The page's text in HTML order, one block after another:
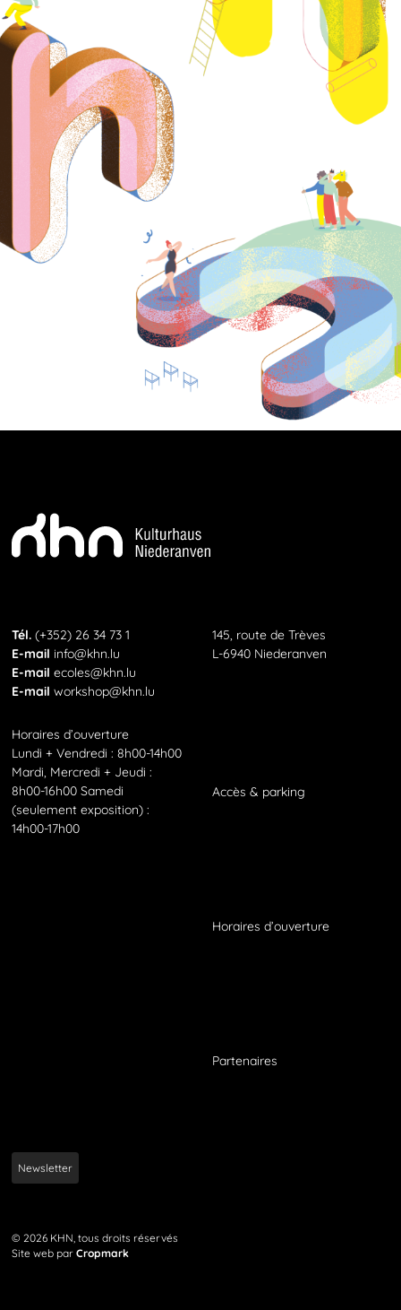
Téléphone
Tél.(+352) 26 34 73 1
E-Mail
E-mail info@khn.lu
E-Mail
E-mailecoles@khn.lu
E-Mail
E-mailworkshop@khn.lu
145, route de Trèves
L-6940 Niederanven
Horaires d’ouverture
Lundi + Vendredi : 8h00-14h00
Mardi, Mercredi + Jeudi :
8h00-16h00 Samedi
(seulement exposition) :
14h00-17h00
Accès& parking
Horaires d’ouverture
Partenaires
Newsletter
© 2026 KHN, tous droits réservés
Site web parCropmark